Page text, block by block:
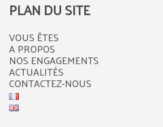
PLAN DU SITE
VOUS ÊTES
A PROPOS
NOS ENGAGEMENTS
ACTUALITÉS
CONTACTEZ-NOUS